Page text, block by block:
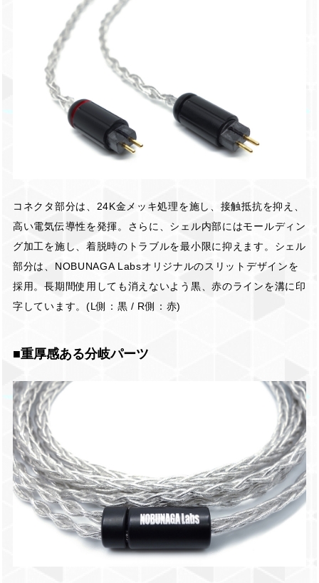
コネクタ部分は、24K金メッキ処理を施し、接触抵抗を抑え、
高い電気伝導性を発揮。さらに、シェル内部にはモールディン
グ加工を施し、着脱時のトラブルを最小限に抑えます。シェル
部分は、NOBUNAGA Labsオリジナルのスリットデザインを
採用。長期間使用しても消えないよう黒、赤のラインを溝に印
字しています。(L側：黒 / R側：赤)
■重厚感ある分岐パーツ